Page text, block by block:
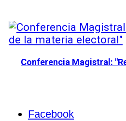
Conferencia Magistral:
Facebook